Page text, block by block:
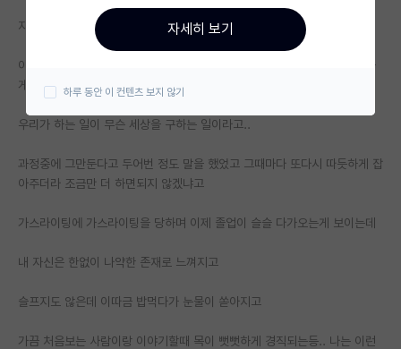
미국 대학원 합격 후기 게시판
대학원생 모집 게시판
연구실(PI) 홍보 게시판
임용 정보 게시판
학부 인턴 게시판
취업 게시판
임용 후기 게시판
지도교수 또는 선배박사들과 학술적인 이야기를 못한지 오래된듯하다
아직도 이해할 수 없는 부분은 강압적인 분위기속에서 따지듯, 매우 예민하
게, 가끔 화를 내면서 진행하는 회의들이다
우리가 하는 일이 무슨 세상을 구하는 일이라고..
과정중에 그만둔다고 두어번 정도 말을 했었고 그때마다 또다시 따듯하게 잡
아주더라 조금만 더 하면되지 않겠냐고
가스라이팅에 가스라이팅을 당하며 이제 졸업이 슬슬 다가오는게 보이는데
내 자신은 한없이 나약한 존재로 느껴지고
슬프지도 않은데 이따금 밥먹다가 눈물이 쏟아지고
가끔 처음보는 사람이랑 이야기할때 목이 뻣뻣하게 경직되는등.. 나는 이런
자세히 보기
하루 동안 이 컨텐츠 보지 않기